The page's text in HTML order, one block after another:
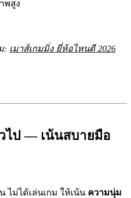
พสูง
: เมาส์เกมมิ่ง ยี่ห้อไหนดี 2026
ไป — เน้นสบายมือ
ไม่ได้เล่นเกม ให้เน้น ความนุ่ม